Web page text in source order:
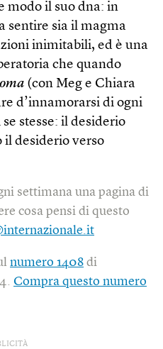
modo il suo dna: in
sentire sia il magma
inimitabili, ed è una
che quando
(con Meg e Chiara
d’innamorarsi di ogni
stesse: il desiderio
il desiderio verso
settimana una pagina di
cosa pensi di questo
numero 1408 di
Compra questo numero